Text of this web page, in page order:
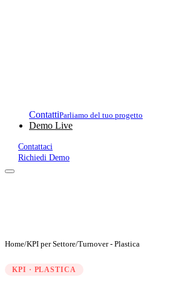
ContattiParliamo del tuo progetto
Demo Live
Contattaci
Richiedi Demo
Home/KPI per Settore/Turnover - Plastica
KPI · PLASTICA